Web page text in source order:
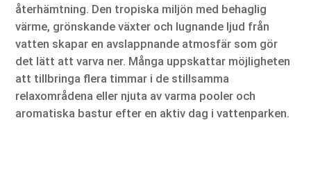
återhämtning. Den tropiska miljön med behaglig
värme, grönskande växter och lugnande ljud från
vatten skapar en avslappnande atmosfär som gör
det lätt att varva ner. Många uppskattar möjligheten
att tillbringa flera timmar i de stillsamma
relaxområdena eller njuta av varma pooler och
aromatiska bastur efter en aktiv dag i vattenparken.